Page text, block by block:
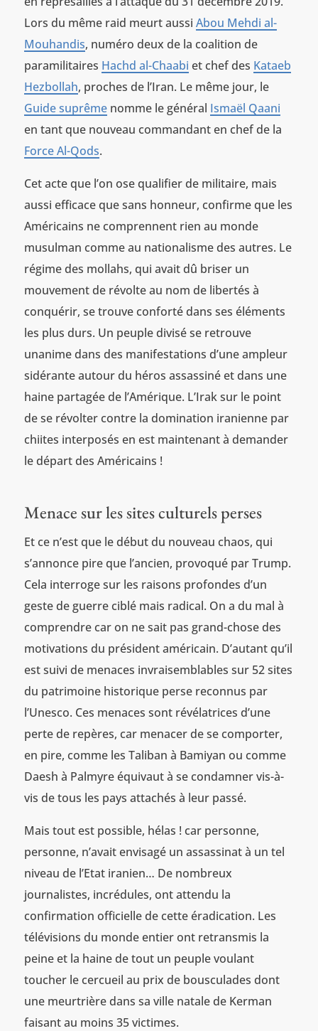
Lors du même raid meurt aussi Abou Mehdi al-
Mouhandis, numéro deux de la coalition de
paramilitaires Hachd al-Chaabi et chef des Kataeb
Hezbollah, proches de l’Iran. Le même jour, le
Guide suprêmenomme le général Ismaël Qaani
en tant que nouveau commandant en chef de la
Force Al-Qods.
Cet acte que l’on ose qualifier de militaire, mais
aussi efficace que sans honneur, confirme que les
Américains ne comprennent rien au monde
musulman comme au nationalisme des autres. Le
régime des mollahs, qui avait dû briser un
mouvement de révolte au nom de libertés à
conquérir, se trouve conforté dans ses éléments
les plus durs. Un peuple divisé se retrouve
unanime dans des manifestations d’une ampleur
sidérante autour du héros assassiné et dans une
haine partagée de l’Amérique. L’Irak sur le point
de se révolter contre la domination iranienne par
chiites interposés en est maintenant à demander
le départ des Américains !
Menace sur les sites culturels perses
Et ce n’est que le début du nouveau chaos, qui
s’annonce pire que l’ancien, provoqué par Trump.
Cela interroge sur les raisons profondes d’un
geste de guerre ciblé mais radical. On a du mal à
comprendre car on ne sait pas grand-chose des
motivations du président américain. D’autant qu’il
est suivi de menaces invraisemblables sur 52 sites
du patrimoine historique perse reconnus par
l’Unesco. Ces menaces sont révélatrices d’une
perte de repères, car menacer de se comporter,
en pire, comme les Taliban à Bamiyan ou comme
Daesh à Palmyre équivaut à se condamner vis-à-
vis de tous les pays attachés à leur passé.
Mais tout est possible, hélas ! car personne,
personne, n’avait envisagé un assassinat à un tel
niveau de l’Etat iranien… De nombreux
journalistes, incrédules, ont attendu la
confirmation officielle de cette éradication. Les
télévisions du monde entier ont retransmis la
peine et la haine de tout un peuple voulant
toucher le cercueil au prix de bousculades dont
une meurtrière dans sa ville natale de Kerman
faisant au moins 35 victimes.